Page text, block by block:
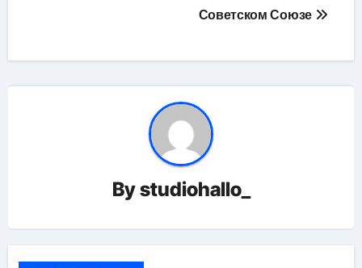
Советском Союзе
Bystudiohallo_